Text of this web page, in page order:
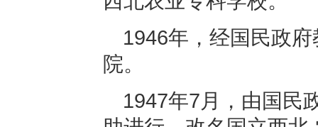
1946年，经国民政
院。
1947年7月，由国民